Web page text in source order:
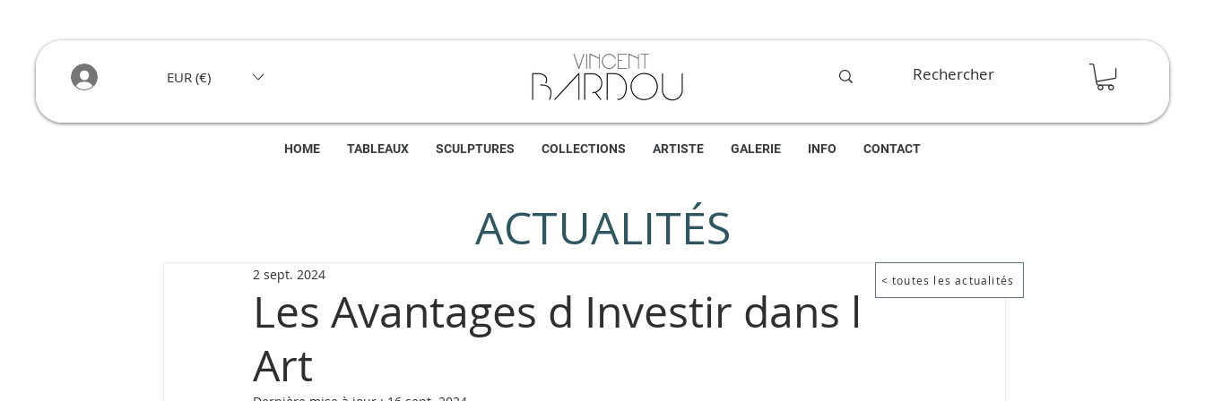
EUR (€)
HOME TABLEAUX SCULPTURES COLLECTIONS ARTISTE GALERIE INFO CONTACT
Les Avantages d Investir dans l
Art
2 sept. 2024
ACTUALITÉS
< toutes les actualités